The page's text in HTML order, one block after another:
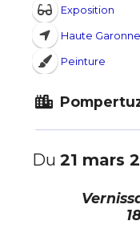
Exposition
Haute Garonne
Peinture
Du 21 mars